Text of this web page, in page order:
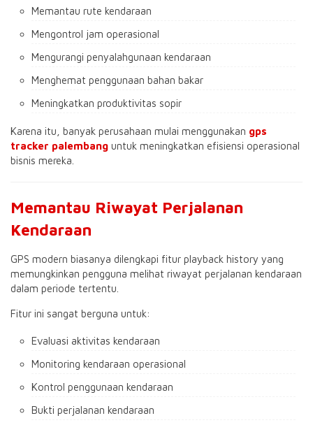
Memantau rute kendaraan
Mengontrol jam operasional
Mengurangi penyalahgunaan kendaraan
Menghemat penggunaan bahan bakar
Meningkatkan produktivitas sopir
Karena itu, banyak perusahaan mulai menggunakan gps
tracker palembang untuk meningkatkan efisiensi operasional
bisnis mereka.
Memantau Riwayat Perjalanan
Kendaraan
GPS modern biasanya dilengkapi fitur playback history yang
memungkinkan pengguna melihat riwayat perjalanan kendaraan
dalam periode tertentu.
Fitur ini sangat berguna untuk:
Evaluasi aktivitas kendaraan
Monitoring kendaraan operasional
Kontrol penggunaan kendaraan
Bukti perjalanan kendaraan